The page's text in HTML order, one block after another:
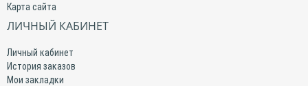
Карта сайта
ЛИЧНЫЙ КАБИНЕТ
Личный кабинет
История заказов
Мои закладки